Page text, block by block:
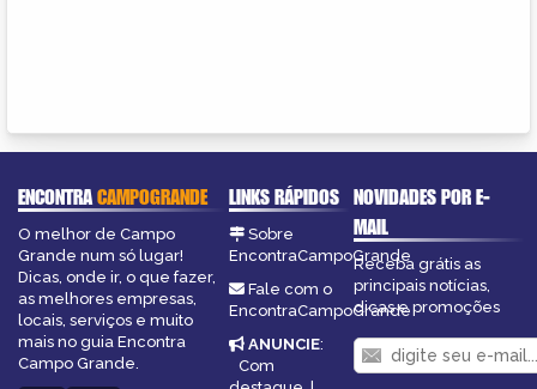
ENCONTRACAMPOGRANDE
O melhor de Campo
Grande num só lugar!
Dicas, onde ir, o que fazer,
as melhores empresas,
locais, serviços e muito
mais no guia Encontra
Campo Grande.
LINKS RÁPIDOS
Sobre
EncontraCampoGrande
Fale com o
EncontraCampoGrande
ANUNCIE:
Com
NOVIDADES POR E-
MAIL
Receba grátis as
principais notícias,
dicas e promoções